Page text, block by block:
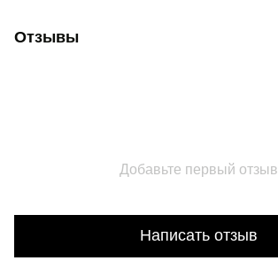
Отзывы
Добавьте первый отзыв
Написать отзыв